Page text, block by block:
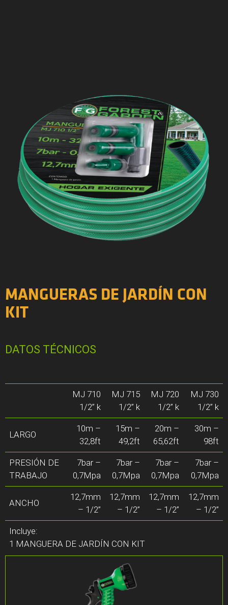
MANGUERAS DE JARDÍN CON
KIT
DATOS TÉCNICOS
MJ 710
1/2” k
MJ 715
1/2” k
MJ 720
1/2” k
MJ 730
1/2” k
LARGO
10m –
32,8ft
15m –
49,2ft
20m –
65,62ft
30m –
98ft
PRESIÓN DE
TRABAJO
7bar –
0,7Mpa
7bar –
0,7Mpa
7bar –
0,7Mpa
7bar –
0,7Mpa
ANCHO
12,7mm
– 1/2”
12,7mm
– 1/2”
12,7mm
– 1/2”
12,7mm
– 1/2”
Incluye:
1 MANGUERA DE JARDÍN CON KIT